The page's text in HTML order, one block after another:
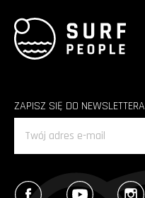
ZAPISZ SIĘ DO NEWSLETTERA
Facebook YouTube